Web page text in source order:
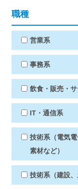
職種
営業系
事務系
飲食・販売・
IT・通信系
技術系（電気
素材など）
技術系（建設、